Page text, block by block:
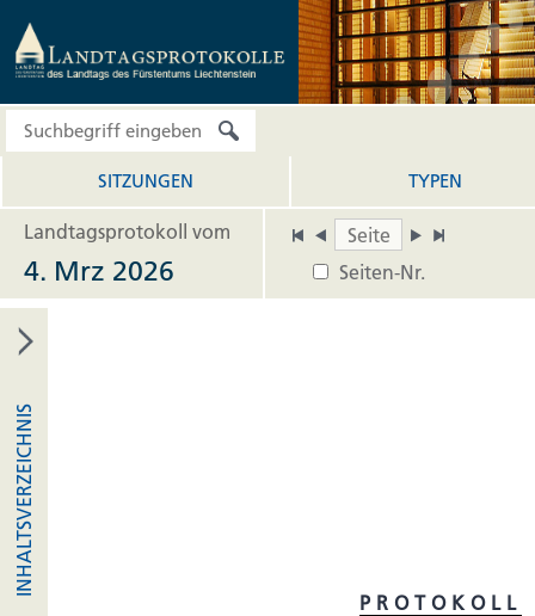
SITZUNGEN TYPEN
Landtagsprotokoll vom
Seiten-Nr.
4. Mrz 2026
INHALTSVERZEICHNIS
PROTOKOLL